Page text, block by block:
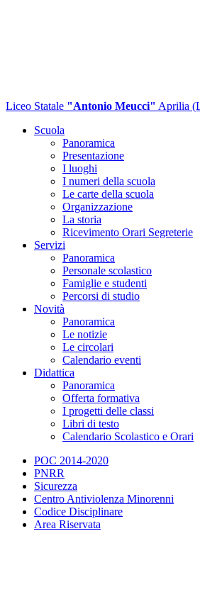
Liceo Statale "Antonio Meucci" Aprilia
Scuola
Panoramica
Presentazione
I luoghi
I numeri della scuola
Le carte della scuola
Organizzazione
La storia
Ricevimento Orari Segreterie
Servizi
Panoramica
Personale scolastico
Famiglie e studenti
Percorsi di studio
Novità
Panoramica
Le notizie
Le circolari
Calendario eventi
Didattica
Panoramica
Offerta formativa
I progetti delle classi
Libri di testo
Calendario Scolastico e Orari
POC 2014-2020
PNRR
Sicurezza
Centro Antiviolenza Minorenni
Codice Disciplinare
Area Riservata